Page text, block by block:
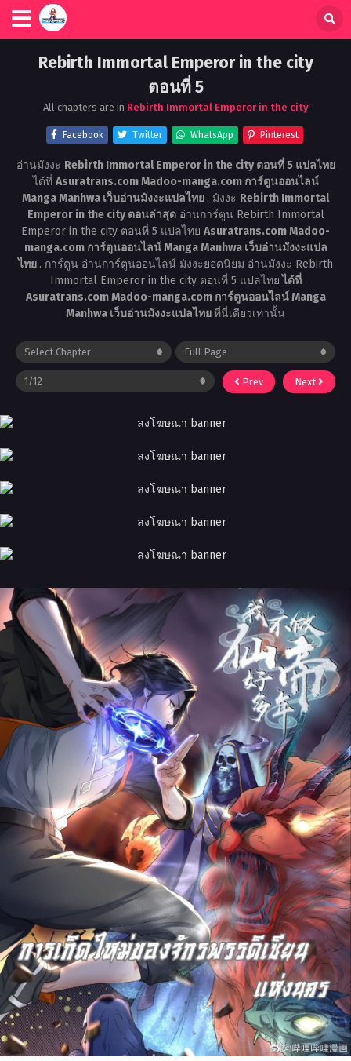
Rebirth Immortal Emperor in the city
ตอนที่ 5
All chapters are in Rebirth Immortal Emperor in the city
Facebook Twitter WhatsApp Pinterest
อ่านมังงะ Rebirth Immortal Emperor in the city ตอนที่ 5 แปลไทย
ได้ที่ Asuratrans.com Madoo-manga.com การ์ตูนออนไลน์
Manga Manhwa เว็บอ่านมังงะแปลไทย . มังงะ Rebirth Immortal
Emperor in the city ตอนล่าสุดอ่านการ์ตูน Rebirth Immortal
Emperor in the city ตอนที่ 5 แปลไทย Asuratrans.com Madoo-
manga.com การ์ตูนออนไลน์ Manga Manhwa เว็บอ่านมังงะแปล
ไทย . การ์ตูน อ่านการ์ตูนออนไลน์ มังงะยอดนิยม อ่านมังงะ Rebirth
Immortal Emperor in the city ตอนที่ 5 แปลไทยได้ที่
Asuratrans.com Madoo-manga.com การ์ตูนออนไลน์ Manga
Manhwa เว็บอ่านมังงะแปลไทยที่นี่เดียวเท่านั้น
Prev Next